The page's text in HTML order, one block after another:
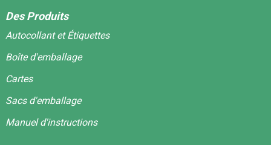
Des Produits
Autocollant et Étiquettes
Boîte d'emballage
Cartes
Sacs d'emballage
Manuel d'instructions